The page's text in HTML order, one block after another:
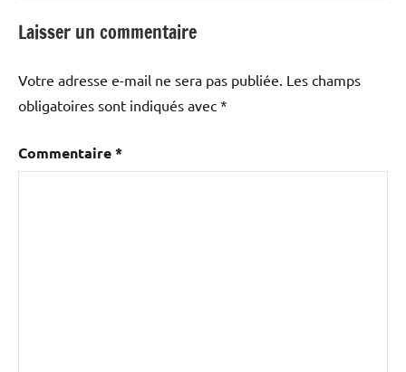
Laisser un commentaire
Votre adresse e-mail ne sera pas publiée. Les champs
obligatoires sont indiqués avec *
Commentaire*